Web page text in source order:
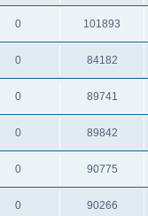
0 101893
0 84182
0 89741
0 89842
0 90775
0 90266